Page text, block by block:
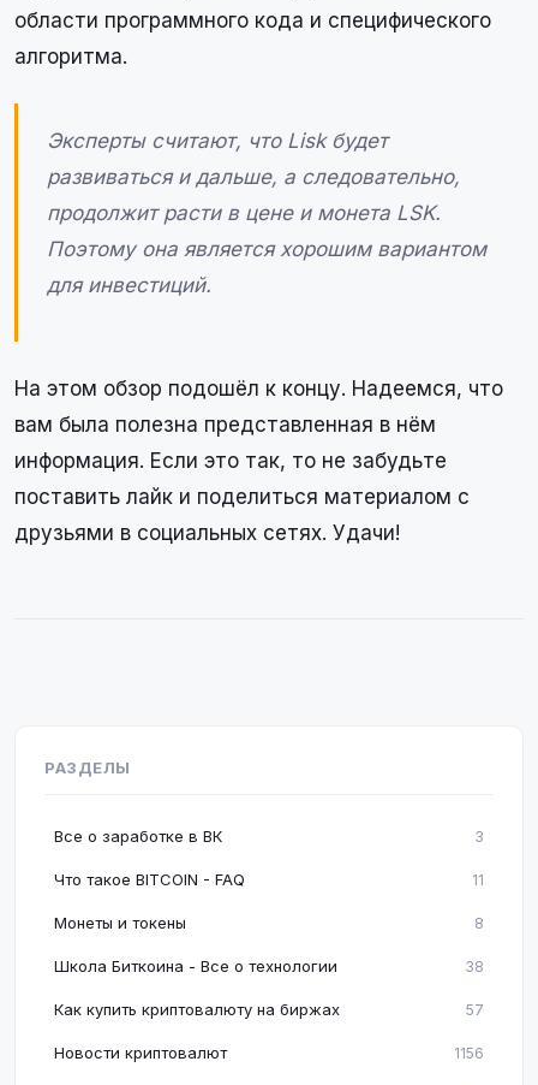
области программного кода и специфического
алгоритма.
Эксперты считают, что Lisk будет
развиваться и дальше, а следовательно,
продолжит расти в цене и монета LSK.
Поэтому она является хорошим вариантом
для инвестиций.
На этом обзор подошёл к концу. Надеемся, что
вам была полезна представленная в нём
информация. Если это так, то не забудьте
поставить лайк и поделиться материалом с
друзьями в социальных сетях. Удачи!
РАЗДЕЛЫ
Все о заработке в ВК 3
Что такое BITCOIN - FAQ 11
Монеты и токены 8
Школа Биткоина - Все о технологии 38
Как купить криптовалюту на биржах 57
Новости криптовалют 1156